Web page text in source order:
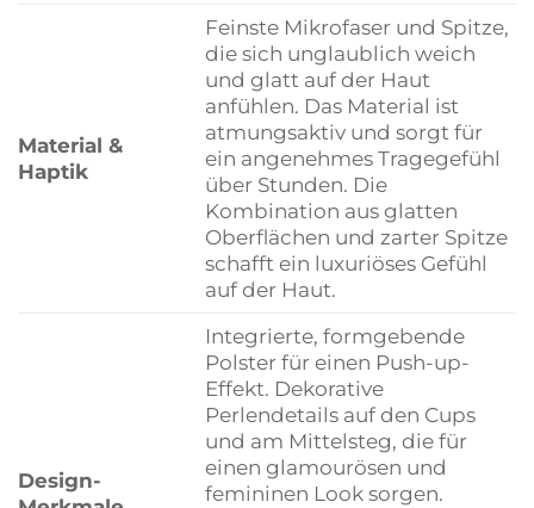
Material &
Haptik
Feinste Mikrofaser und Spitze,
die sich unglaublich weich
und glatt auf der Haut
anfühlen. Das Material ist
atmungsaktiv und sorgt für
ein angenehmes Tragegefühl
über Stunden. Die
Kombination aus glatten
Oberflächen und zarter Spitze
schafft ein luxuriöses Gefühl
auf der Haut.
Design-
Integrierte, formgebende
Polster für einen Push-up-
Effekt. Dekorative
Perlendetails auf den Cups
und am Mittelsteg, die für
einen glamourösen und
femininen Look sorgen.